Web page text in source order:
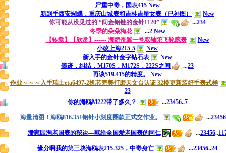
严重中毒，国表415 New
新到手西安蝴蝶，重庆山城表和吉林吉星女表（已补图）
New
你可能从没见过的 “间金钢链的金针1120”
...234
冬季的朵朵梅花
...2 New
【转载】【欣赏】------ 海鸥奇翼一号双轴陀飞轮腕表
New
小改上海215-5
New
新入手的金针金字钻石表
New
墨迹，纠结，M170S，M172S，222S之间
...23
再谈519.415的精度。
New
作业～～～入手瑞士eta6497-2机芯完美打磨天文台认证 32楼更新装好手表式样
23
你的海鸥M222带了多久？
...23456..7
海量清图！海鸥816.351钢针小刻度圈款正式交作业。 ...23456
潘家园淘老国表的秘诀—献给全国爱老国表的同仁 ...23456..
缘分啊我的第三块海鸥表215.325，中毒身亡 ...23456..24